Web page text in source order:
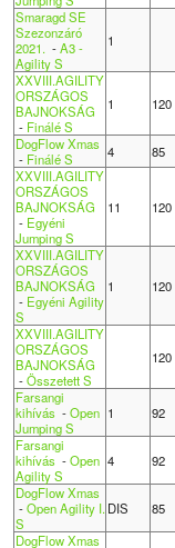
Smaragd SE
Szezonzáró
2021.-A3 -
Agility S
1
XXVIII.AGILITY
ORSZÁGOS
BAJNOKSÁG
- Finálé S
1 120
DogFlow Xmas
- Finálé S 4 85
XXVIII.AGILITY
ORSZÁGOS
BAJNOKSÁG
- Egyéni
Jumping S
11 120
XXVIII.AGILITY
ORSZÁGOS
BAJNOKSÁG
- Egyéni Agility
S
1 120
XXVIII.AGILITY
ORSZÁGOS
BAJNOKSÁG
-Összetett S
120
Farsangi
kihívás-Open
Jumping S
1 92
Farsangi
kihívás-Open
Agility S
4 92
DogFlow Xmas
-Open Agility I.
S
DIS 85
DogFlow Xmas